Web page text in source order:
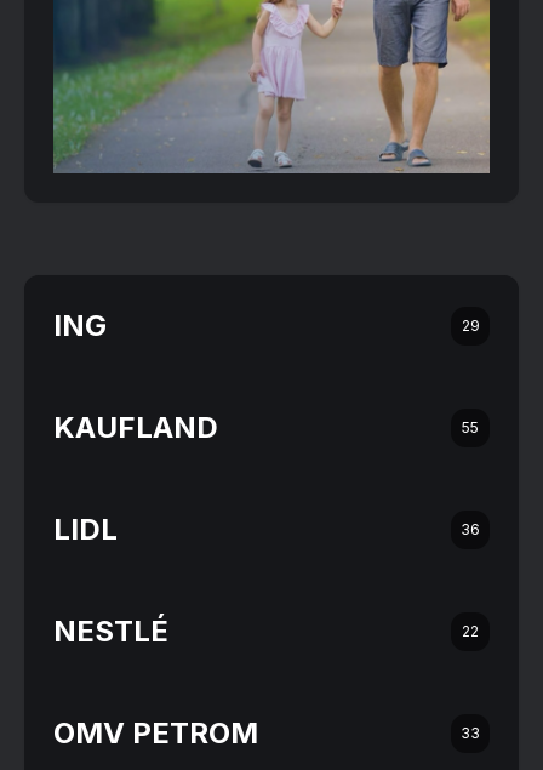
ING 29
KAUFLAND 55
LIDL 36
NESTLÉ 22
OMV PETROM 33